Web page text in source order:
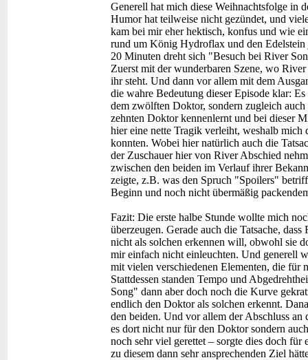
Generell hat mich diese Weihnachtsfolge in
Humor hat teilweise nicht gezündet, und
kam bei mir eher hektisch, konfus und wie
rund um König Hydroflax und den
20 Minuten dreht sich "Besuch bei River
Zuerst mit der wunderbaren Szene, wo
ihr steht. Und dann vor allem mit dem
die wahre Bedeutung dieser Episode klar:
dem zwölften Doktor, sondern zugleich
zehnten Doktor kennenlernt und bei dieser
hier eine nette Tragik verleiht, weshalb mich
konnten. Wobei hier natürlich auch die
der Zuschauer hier von River Abschied
zwischen den beiden im Verlauf ihrer
zeigte, z.B. was den Spruch "Spoilers"
Beginn und noch nicht übermäßig
Fazit: Die erste halbe Stunde wollte mich
überzeugen. Gerade auch die Tatsache,
nicht als solchen erkennen will, obwohl sie
mir einfach nicht einleuchten. Und generell
mit vielen verschiedenen Elementen, die für
Stattdessen standen Tempo und
Song" dann aber doch noch die Kurve
endlich den Doktor als solchen erkennt.
den beiden. Und vor allem der Abschluss an
es dort nicht nur für den Doktor sondern
noch sehr viel gerettet – sorgte dies doch für
zu diesem dann sehr ansprechenden Ziel